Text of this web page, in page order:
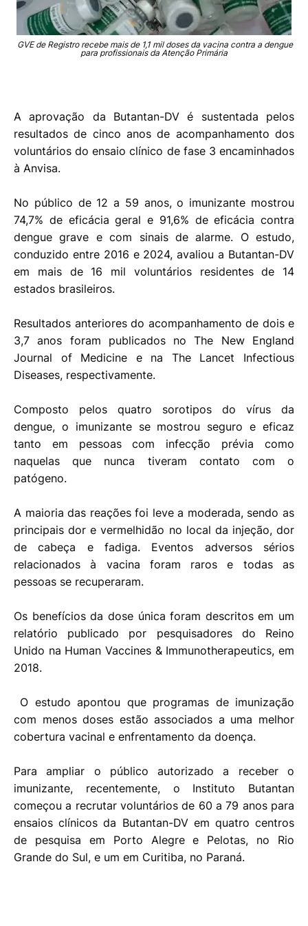
GVE de Registro recebe mais de 1,1 mil doses da vacina contra a dengue
para profissionais da Atenção Primária
A aprovação da Butantan-DV é sustentada pelos
resultados de cinco anos de acompanhamento dos
voluntários do ensaio clínico de fase 3 encaminhados
à Anvisa.
No público de 12 a 59 anos, o imunizante mostrou
74,7% de eficácia geral e 91,6% de eficácia contra
dengue grave e com sinais de alarme. O estudo,
conduzido entre 2016 e 2024, avaliou a Butantan-DV
em mais de 16 mil voluntários residentes de 14
estados brasileiros.
Resultados anteriores do acompanhamento de dois e
3,7 anos foram publicados no The New England
Journal of Medicine e na The Lancet Infectious
Diseases, respectivamente.
Composto pelos quatro sorotipos do vírus da
dengue, o imunizante se mostrou seguro e eficaz
tanto em pessoas com infecção prévia como
naquelas que nunca tiveram contato com o
patógeno.
A maioria das reações foi leve a moderada, sendo as
principais dor e vermelhidão no local da injeção, dor
de cabeça e fadiga. Eventos adversos sérios
relacionados à vacina foram raros e todas as
pessoas se recuperaram.
Os benefícios da dose única foram descritos em um
relatório publicado por pesquisadores do Reino
Unido na Human Vaccines & Immunotherapeutics, em
2018.
O estudo apontou que programas de imunização
com menos doses estão associados a uma melhor
cobertura vacinal e enfrentamento da doença.
Para ampliar o público autorizado a receber o
imunizante, recentemente, o Instituto Butantan
começou a recrutar voluntários de 60 a 79 anos para
ensaios clínicos da Butantan-DV em quatro centros
de pesquisa em Porto Alegre e Pelotas, no Rio
Grande do Sul, e um em Curitiba, no Paraná.